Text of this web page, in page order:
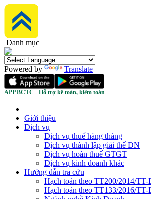
Danh mục
Powered by Translate
APP BCTC - Hỗ trợ kế toán, kiểm toán
Giới thiệu
Dịch vụ
Dịch vụ thuế hàng tháng
Dịch vụ thành lập giải thể DN
Dịch vụ hoàn thuế GTGT
Dịch vụ kinh doanh khác
Hướng dẫn tra cứu
Hạch toán theo TT200/2014/TT-
Hạch toán theo TT133/2016/TT-